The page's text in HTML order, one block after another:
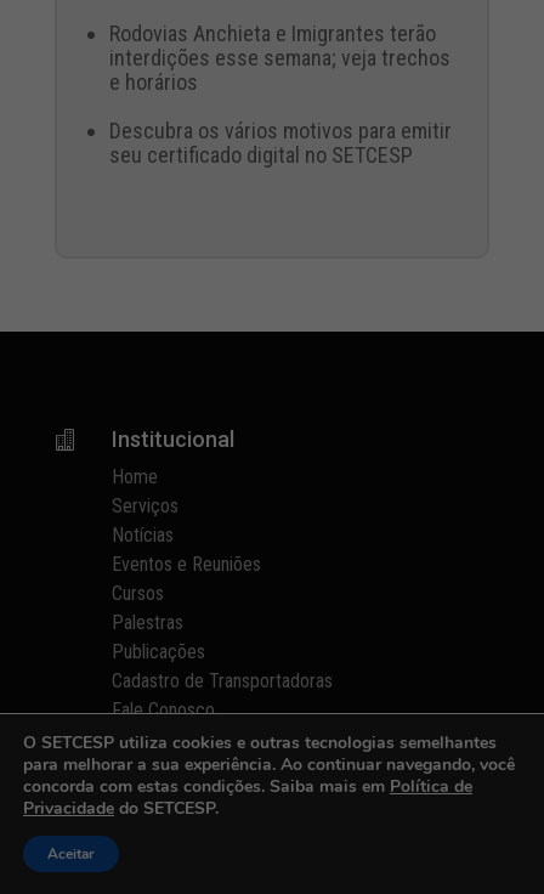
Rodovias Anchieta e Imigrantes terão
interdições esse semana; veja trechos
e horários
Descubra os vários motivos para emitir
seu certificado digital no SETCESP
 Institucional
Home
Serviços
Notícias
Eventos e Reuniões
Cursos
Palestras
Publicações
Cadastro de Transportadoras
Fale Conosco
p Informações
Quem Somos
Diretorias e Comissões
Parceiros
O SETCESP utiliza cookies e outras tecnologias semelhantes
para melhorar a sua experiência. Ao continuar navegando, você
concorda com estas condições. Saiba mais em Política de
Privacidade do SETCESP.
Aceitar